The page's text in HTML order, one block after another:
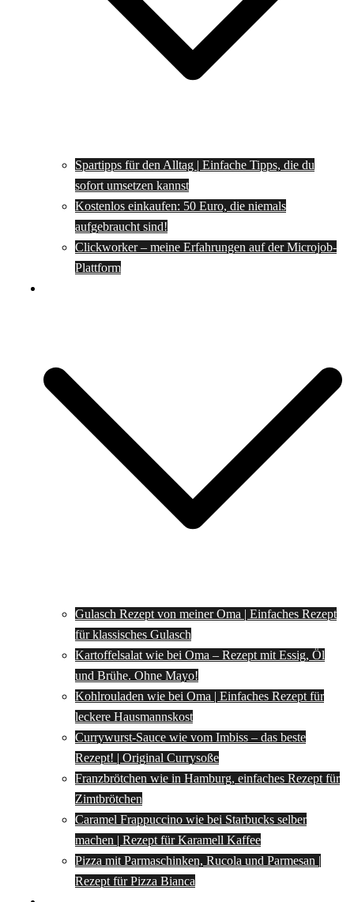
Spartipps für den Alltag | Einfache Tipps, die du
sofort umsetzen kannst
Kostenlos einkaufen: 50 Euro, die niemals
aufgebraucht sind!
Clickworker – meine Erfahrungen auf der Microjob-
Plattform
Gulasch Rezept von meiner Oma | Einfaches Rezept
für klassisches Gulasch
Kartoffelsalat wie bei Oma – Rezept mit Essig, Öl
und Brühe. Ohne Mayo!
Kohlrouladen wie bei Oma | Einfaches Rezept für
leckere Hausmannskost
Currywurst-Sauce wie vom Imbiss – das beste
Rezept! | Original Currysoße
Franzbrötchen wie in Hamburg, einfaches Rezept für
Zimtbrötchen
Caramel Frappuccino wie bei Starbucks selber
machen | Rezept für Karamell Kaffee
Pizza mit Parmaschinken, Rucola und Parmesan |
Rezept für Pizza Bianca